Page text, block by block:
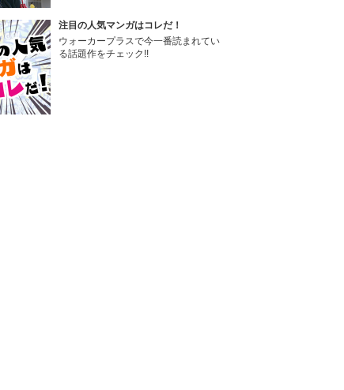
注目の人気マンガはコレだ！
ウォーカープラスで今一番読まれてい
る話題作をチェック!!